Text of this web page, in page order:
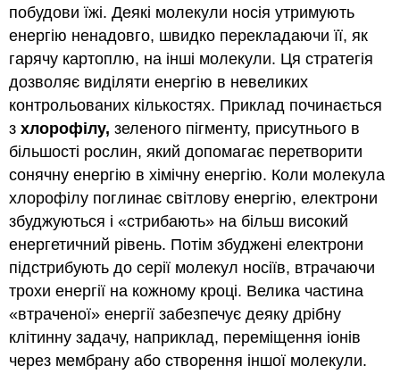
побудови їжі. Деякі молекули носія утримують
енергію ненадовго, швидко перекладаючи її, як
гарячу картоплю, на інші молекули. Ця стратегія
дозволяє виділяти енергію в невеликих
контрольованих кількостях. Приклад починається
зхлорофілу, зеленого пігменту, присутнього в
більшості рослин, який допомагає перетворити
сонячну енергію в хімічну енергію. Коли молекула
хлорофілу поглинає світлову енергію, електрони
збуджуються і «стрибають» на більш високий
енергетичний рівень. Потім збуджені електрони
підстрибують до серії молекул носіїв, втрачаючи
трохи енергії на кожному кроці. Велика частина
«втраченої» енергії забезпечує деяку дрібну
клітинну задачу, наприклад, переміщення іонів
через мембрану або створення іншої молекули.